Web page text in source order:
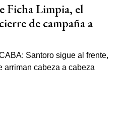
Ficha Limpia, el
de campaña a